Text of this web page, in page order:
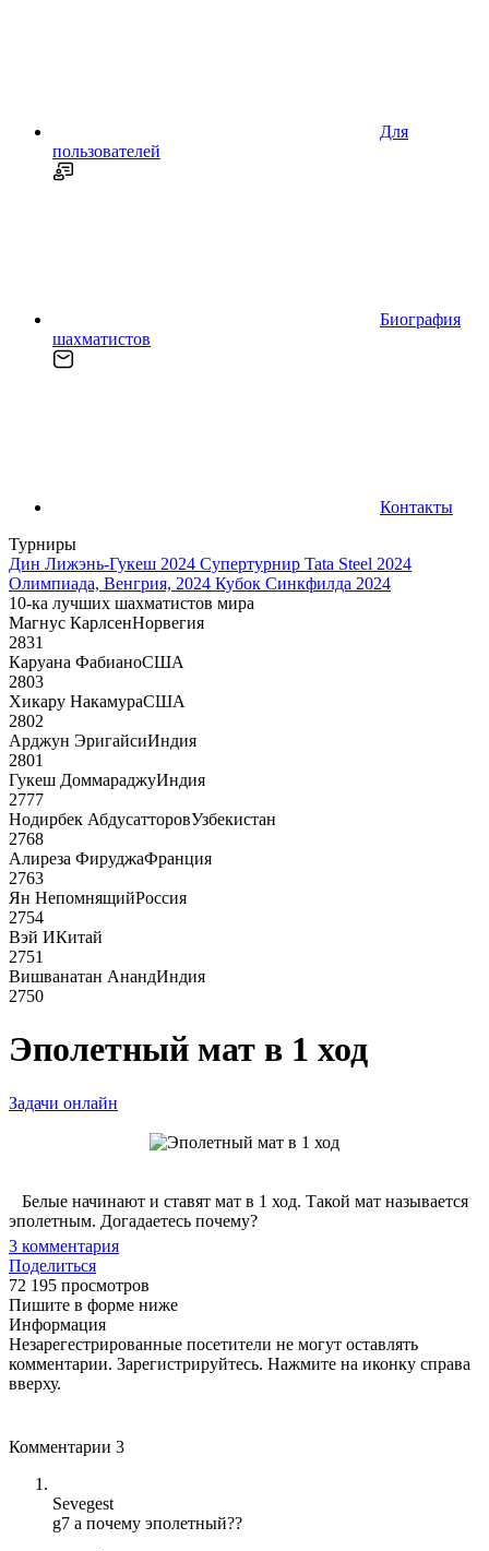
Для
пользователей
Биография
шахматистов
Контакты
Турниры
Дин Лижэнь-Гукеш 2024 Супертурнир Tata Steel 2024
Олимпиада, Венгрия, 2024 Кубок Синкфилда 2024
10-ка лучших шахматистов мира
Магнус КарлсенНорвегия
2831
Каруана ФабианоСША
2803
Хикару НакамураСША
2802
Арджун ЭригайсиИндия
2801
Гукеш ДоммараджуИндия
2777
Нодирбек АбдусатторовУзбекистан
2768
Алиреза ФируджаФранция
2763
Ян НепомнящийРоссия
2754
Вэй ИКитай
2751
Вишванатан АнандИндия
2750
Эполетный мат в 1 ход
Задачи онлайн
Белые начинают и ставят мат в 1 ход. Такой мат называется
эполетным. Догадаетесь почему?
3 комментария
Поделиться
72 195 просмотров
Пишите в форме ниже
Информация
Незарегестрированные посетители не могут оставлять
комментарии. Зарегистрируйтесь. Нажмите на иконку справа
вверху.
Комментарии 3
Sevegest
g7 а почему эполетный??